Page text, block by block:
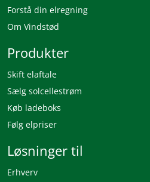
Forstå din elregning
Om Vindstød
Produkter
Skift elaftale
Sælg solcellestrøm
Køb ladeboks
Følg elpriser
Løsninger til
Erhverv